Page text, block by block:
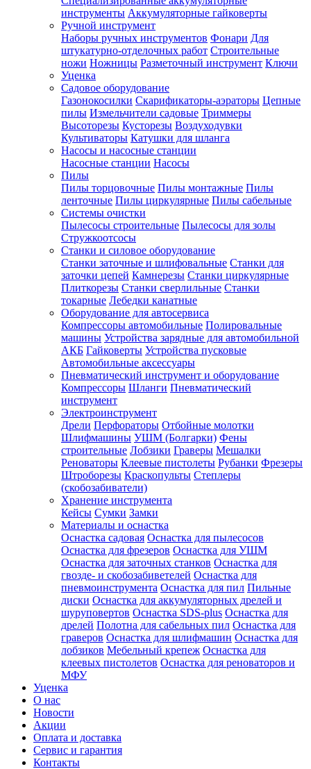
инструменты Аккумуляторные гайковерты
Ручной инструмент
Наборы ручных инструментов Фонари Для
штукатурно-отделочных работ Строительные
ножи Ножницы Разметочный инструмент Ключи
Уценка
Садовое оборудование
Газонокосилки Скарификаторы-аэраторы Цепные
пилы Измельчители садовые Триммеры
Высоторезы Кусторезы Воздуходувки
Культиваторы Катушки для шланга
Насосы и насосные станции
Насосные станции Насосы
Пилы
Пилы торцовочные Пилы монтажные Пилы
ленточные Пилы циркулярные Пилы сабельные
Системы очистки
Пылесосы строительные Пылесосы для золы
Стружкоотсосы
Станки и силовое оборудование
Станки заточные и шлифовальные Станки для
заточки цепей Камнерезы Станки циркулярные
Плиткорезы Станки сверлильные Станки
токарные Лебедки канатные
Оборудование для автосервиса
Компрессоры автомобильные Полировальные
машины Устройства зарядные для автомобильной
АКБ Гайковерты Устройства пусковые
Автомобильные аксессуары
Пневматический инструмент и оборудование
Компрессоры Шланги Пневматический
инструмент
Электроинструмент
Дрели Перфораторы Отбойные молотки
Шлифмашины УШМ (Болгарки) Фены
строительные Лобзики Граверы Мешалки
Реноваторы Клеевые пистолеты Рубанки Фрезеры
Штроборезы Краскопульты Степлеры
(скобозабиватели)
Хранение инструмента
Кейсы Сумки Замки
Материалы и оснастка
Оснастка садовая Оснастка для пылесосов
Оснастка для фрезеров Оснастка для УШМ
Оснастка для заточных станков Оснастка для
гвозде- и скобозабиветелей Оснастка для
пневмоинструмента Оснастка для пил Пильные
диски Оснастка для аккумуляторных дрелей и
шуруповертов Оснастка SDS-plus Оснастка для
дрелей Полотна для сабельных пил Оснастка для
граверов Оснастка для шлифмашин Оснастка для
лобзиков Мебельный крепеж Оснастка для
клеевых пистолетов Оснастка для реноваторов и
МФУ
Уценка
О нас
Новости
Акции
Оплата и доставка
Сервис и гарантия
Контакты